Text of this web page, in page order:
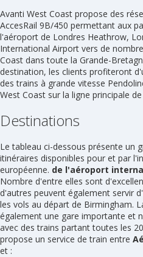
Avanti West Coast propose des
AccesRail 9B/450 permettant aux
l'aéroport de Londres Heathrow,
International Airport vers de
Coast dans toute la Grande-
destination, les clients profiteront
des trains à grande vitesse
West Coast sur la ligne principale
Destinations
Le tableau ci-dessous présente un
itinéraires disponibles pour et par
européenne. de l'aéroport
Nombre d'entre elles sont
d'autres peuvent également servir
les vols au départ de Birmingham.
également une gare importante et
avec des trains partant toutes les
propose un service de train entre
et :